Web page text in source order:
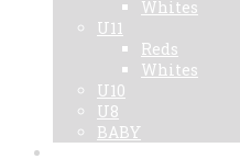
Whites
U11
Reds
Whites
U10
U8
BABY